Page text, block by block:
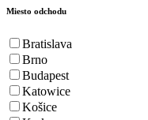
Miesto odchodu
Bratislava
Brno
Budapest
Katowice
Košice